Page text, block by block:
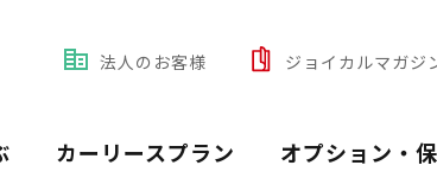
法人のお客様 ジョイカルマガジ
カーリースプラン オプション・